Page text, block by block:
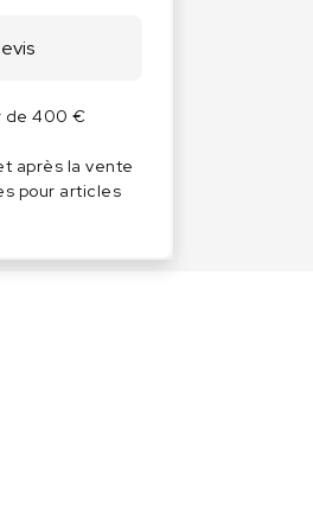
de 400 €
après la vente
pour articles